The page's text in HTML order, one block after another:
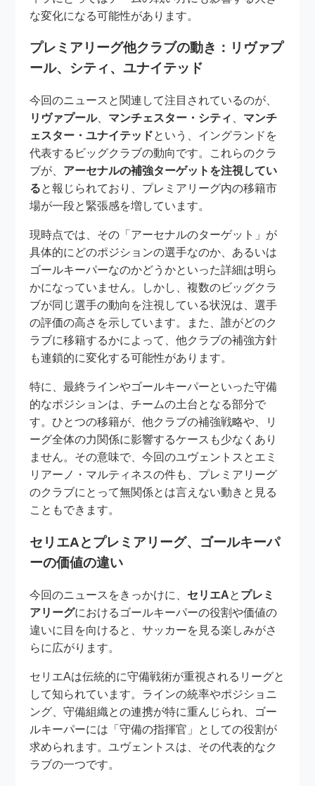
な変化になる可能性があります。
プレミアリーグ他クラブの動き：リヴァプ
ール、シティ、ユナイテッド
今回のニュースと関連して注目されているのが、
リヴァプール、 マンチェスター・シティ
マンチ
ェスター・ユナイテッドという、イングランドを
代表するビッグクラブの動向です。これらのクラ
ブが、 アーセナルの補強ターゲットを注視してい
ると報じられており、プレミアリーグ内の移籍市
場が一段と緊張感を増しています。
現時点では、その「アーセナルのターゲット」が
具体的にどのポジションの選手なのか、あるいは
ゴールキーパーなのかどうかといった詳細は明ら
かになっていません。しかし、複数のビッグクラ
ブが同じ選手の動向を注視している状況は、選手
の評価の高さを示しています。また、誰がどのク
ラブに移籍するかによって、他クラブの補強方針
も連鎖的に変化する可能性があります。
特に、最終ラインやゴールキーパーといった守備
的なポジションは、チームの土台となる部分で
す。ひとつの移籍が、他クラブの補強戦略や、リ
ーグ全体の力関係に影響するケースも少なくあり
ません。その意味で、今回のユヴェントスとエミ
リアーノ・マルティネスの件も、プレミアリーグ
のクラブにとって無関係とは言えない動きと見る
こともできます。
セリエAとプレミアリーグ、ゴールキーパ
ーの価値の違い
今回のニュースをきっかけに、 セリエAと プレミ
アリーグにおけるゴールキーパーの役割や価値の
違いに目を向けると、サッカーを見る楽しみがさ
らに広がります。
セリエAは伝統的に守備戦術が重視されるリーグと
して知られています。ラインの統率やポジショニ
ング、守備組織との連携が特に重んじられ、ゴー
ルキーパーには「守備の指揮官」としての役割が
求められます。ユヴェントスは、その代表的なク
ラブの一つです。